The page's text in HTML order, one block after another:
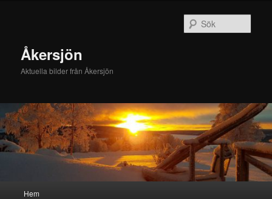
innehållÅkersjön
Aktuella bilder från Åkersjön
Hem